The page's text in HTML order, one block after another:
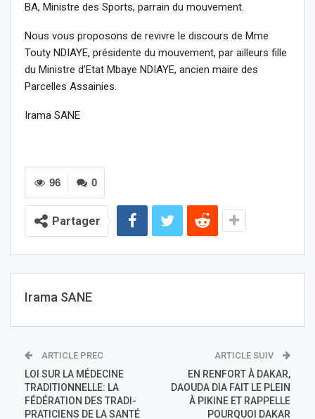
BA, Ministre des Sports, parrain du mouvement.
Nous vous proposons de revivre le discours de Mme
Touty NDIAYE, présidente du mouvement, par ailleurs fille
du Ministre d’Etat Mbaye NDIAYE, ancien maire des
Parcelles Assainies.
Irama SANE
0
96
Partager
Irama SANE
ARTICLE PREC
LOI SUR LA MÉDECINE
TRADITIONNELLE: LA
FÉDÉRATION DES TRADI-
PRATICIENS DE LA SANTÉ
ARTICLE SUIV
EN RENFORT À DAKAR,
DAOUDA DIA FAIT LE PLEIN
À PIKINE ET RAPPELLE
POURQUOI DAKAR